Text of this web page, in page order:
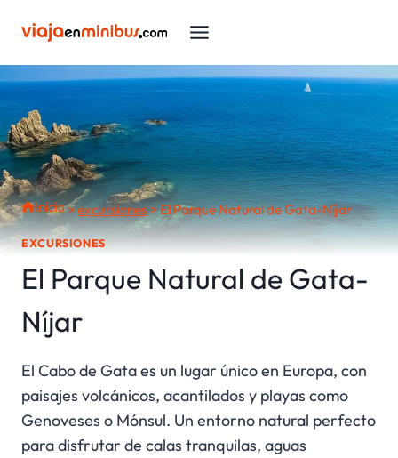
contenido
Inicio>excursiones>El Parque Natural de Gata-Níjar
EXCURSIONES
El Parque Natural de Gata-
Níjar
El Cabo de Gata es un lugar único en Europa, con
paisajes volcánicos, acantilados y playas como
Genoveses o Mónsul. Un entorno natural perfecto
para disfrutar de calas tranquilas, aguas